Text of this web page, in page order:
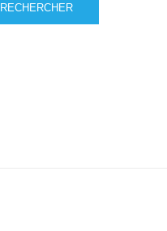
RECHERCHER